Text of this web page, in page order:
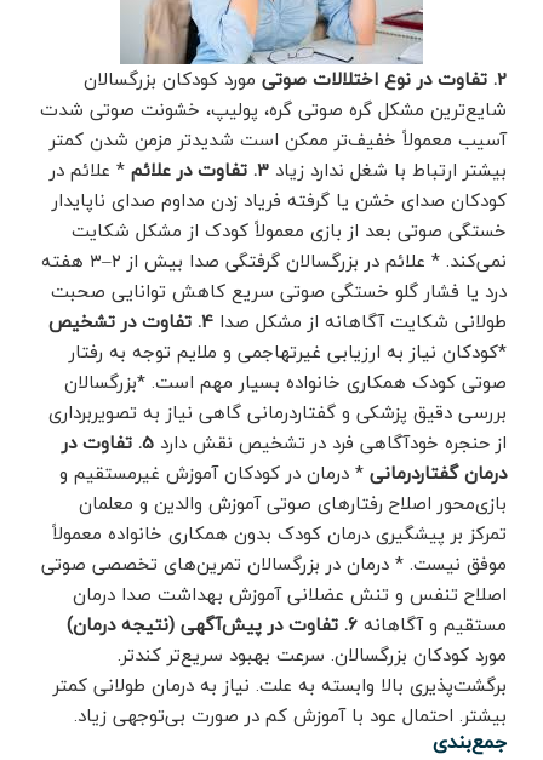
2. تفاوت در نوع اختلالات صوتی
مورد کودکان بزرگسالان
شایع‌ترین مشکل گره صوتی گره، پولیپ، خشونت صوتی شدت
آسیب معمولاً خفیف‌تر ممکن است شدیدتر مزمن شدن کمتر
بیشتر ارتباط با شغل ندارد زیاد 3. تفاوت در علائم
* علائم در
کودکان صدای خشن یا گرفته فریاد زدن مداوم صدای ناپایدار
خستگی صوتی بعد از بازی معمولاً کودک از مشکل شکایت
نمی‌کند. * علائم در بزرگسالان گرفتگی صدا بیش از ۲–۳ هفته
درد یا فشار گلو خستگی صوتی سریع کاهش توانایی صحبت
طولانی شکایت آگاهانه از مشکل صدا 4. تفاوت در تشخیص
*کودکان نیاز به ارزیابی غیرتهاجمی و ملایم توجه به رفتار
صوتی کودک همکاری خانواده بسیار مهم است. *بزرگسالان
بررسی دقیق پزشکی و گفتاردرمانی گاهی نیاز به تصویربرداری
از حنجره خودآگاهی فرد در تشخیص نقش دارد
5. تفاوت در
درمان گفتاردرمانی* درمان در کودکان آموزش غیرمستقیم و
بازی‌محور اصلاح رفتارهای صوتی آموزش والدین و معلمان
تمرکز بر پیشگیری درمان کودک بدون همکاری خانواده معمولاً
موفق نیست. * درمان در بزرگسالان تمرین‌های تخصصی صوتی
اصلاح تنفس و تنش عضلانی آموزش بهداشت صدا درمان
مستقیم و آگاهانه6. تفاوت در پیش‌آگهی (نتیجه درمان)
مورد کودکان بزرگسالان. سرعت بهبود سریع‌تر کندتر.
برگشت‌پذیری بالا وابسته به علت. نیاز به درمان طولانی کمتر
بیشتر. احتمال عود با آموزش کم در صورت بی‌توجهی زیاد.
جمع‌بندی